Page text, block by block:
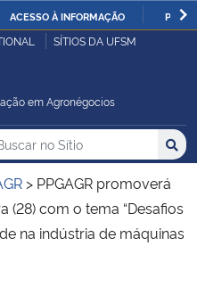
ACESSO À INFORMAÇÃO
SÍTIOS DA UFSM
em Agronégocios
Sítio no no Sítio
> PPGAGR promoverá
(28) com o tema “Desafios
na indústria de máquinas